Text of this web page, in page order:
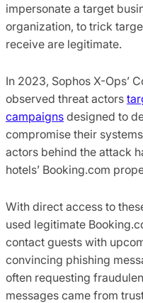
impersonate a target
organization, to trick
receive are legitimate.
In 2023, Sophos X-Ops’
observed threat actors
campaigns designed to
compromise their
actors behind the attack
hotels’ Booking.com
With direct access to
used legitimate
contact guests with
convincing phishing
often requesting
messages came from